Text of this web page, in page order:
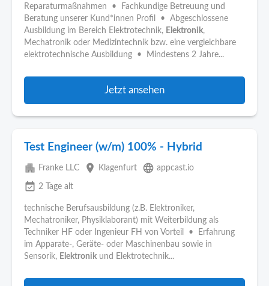
Reparaturmaßnahmen • Fachkundige Betreuung und
Beratung unserer Kund*innen Profil • Abgeschlossene
Ausbildung im Bereich Elektrotechnik, Elektronik,
Mechatronik oder Medizintechnik bzw. eine vergleichbare
elektrotechnische Ausbildung • Mindestens 2 Jahre...
Jetzt ansehen
Test Engineer (w/m) 100% - Hybrid
apartment Franke LLC place Klagenfurt language appcast.io
event_available 2 Tage alt
technische Berufsausbildung (z.B. Elektroniker,
Mechatroniker, Physiklaborant) mit Weiterbildung als
Techniker HF oder Ingenieur FH von Vorteil • Erfahrung
im Apparate-, Geräte- oder Maschinenbau sowie in
Sensorik, Elektronik und Elektrotechnik...